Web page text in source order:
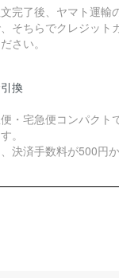
完了後、ヤマト運輸
そちらでクレジット
さい。
換
・宅急便コンパクト
。
決済手数料が500円か